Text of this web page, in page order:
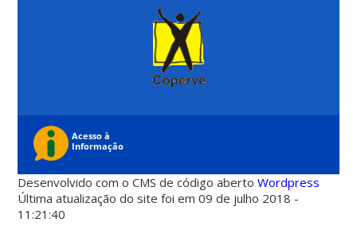
Desenvolvido com o CMS de código abertoWordpress
Última atualização do site foi em 09 de julho 2018 -
11:21:40